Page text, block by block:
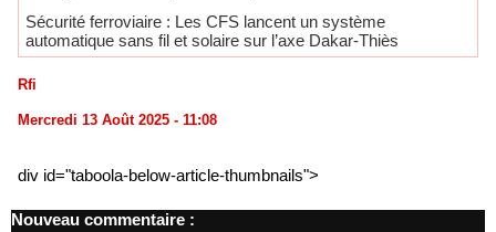
Sécurité ferroviaire : Les CFS lancent un système
automatique sans fil et solaire sur l’axe Dakar-Thiès
Rfi
Mercredi 13 Août 2025 - 11:08
div id="taboola-below-article-thumbnails">
Nouveau commentaire :